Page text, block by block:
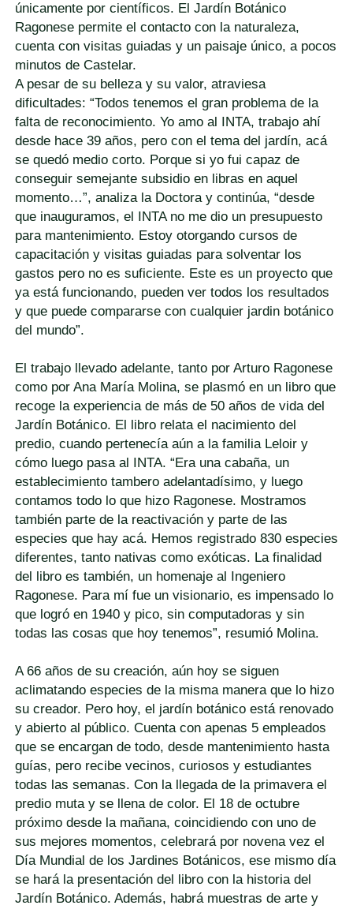
únicamente por científicos. El Jardín Botánico
Ragonese permite el contacto con la naturaleza,
cuenta con visitas guiadas y un paisaje único, a pocos
minutos de Castelar.
A pesar de su belleza y su valor, atraviesa
dificultades: “Todos tenemos el gran problema de la
falta de reconocimiento. Yo amo al INTA, trabajo ahí
desde hace 39 años, pero con el tema del jardín, acá
se quedó medio corto. Porque si yo fui capaz de
conseguir semejante subsidio en libras en aquel
momento…”, analiza la Doctora y continúa, “desde
que inauguramos, el INTA no me dio un presupuesto
para mantenimiento. Estoy otorgando cursos de
capacitación y visitas guiadas para solventar los
gastos pero no es suficiente. Este es un proyecto que
ya está funcionando, pueden ver todos los resultados
y que puede compararse con cualquier jardin botánico
del mundo”.
El trabajo llevado adelante, tanto por Arturo Ragonese
como por Ana María Molina, se plasmó en un libro que
recoge la experiencia de más de 50 años de vida del
Jardín Botánico. El libro relata el nacimiento del
predio, cuando pertenecía aún a la familia Leloir y
cómo luego pasa al INTA. “Era una cabaña, un
establecimiento tambero adelantadísimo, y luego
contamos todo lo que hizo Ragonese. Mostramos
también parte de la reactivación y parte de las
especies que hay acá. Hemos registrado 830 especies
diferentes, tanto nativas como exóticas. La finalidad
del libro es también, un homenaje al Ingeniero
Ragonese. Para mí fue un visionario, es impensado lo
que logró en 1940 y pico, sin computadoras y sin
todas las cosas que hoy tenemos”, resumió Molina.
A 66 años de su creación, aún hoy se siguen
aclimatando especies de la misma manera que lo hizo
su creador. Pero hoy, el jardín botánico está renovado
y abierto al público. Cuenta con apenas 5 empleados
que se encargan de todo, desde mantenimiento hasta
guías, pero recibe vecinos, curiosos y estudiantes
todas las semanas. Con la llegada de la primavera el
predio muta y se llena de color. El 18 de octubre
próximo desde la mañana, coincidiendo con uno de
sus mejores momentos, celebrará por novena vez el
Día Mundial de los Jardines Botánicos, ese mismo día
se hará la presentación del libro con la historia del
Jardín Botánico. Además, habrá muestras de arte y